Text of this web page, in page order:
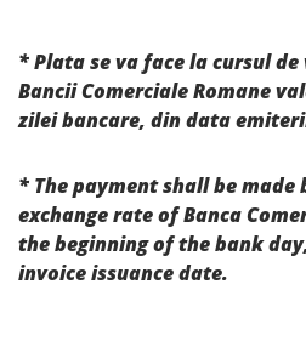
* Plata se va face la cursul de
Bancii Comerciale Romane
zilei bancare, din data
* The payment shall be made
exchange rate of Banca
the beginning of the bank
invoice issuance date.